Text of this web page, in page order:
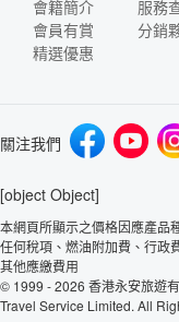
會籍簡介
會員有賞
精選優惠
服務
分銷
關注我們
[object Object]
本網頁所顯示之價格因應產品
任何稅項、燃油附加費、行政
其他應繳費用
© 1999 - 2026 香港永安旅遊
Travel Service Limited. All